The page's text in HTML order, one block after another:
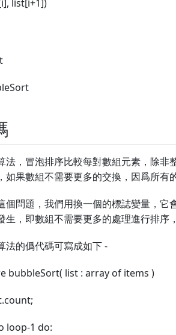
list[i+1])
法，冒泡排序比較每對數組元素，除
如果數組不需要更多的交換，因爲所有
個問題，我們用換一個的標誌變量，
生，即數組不需要更多的處理進行排序
法的僞代碼可寫成如下 -
bubbleSort( list : array of items )
loop-1 do: